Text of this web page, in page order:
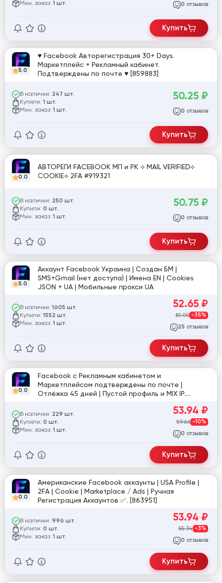
Мин. заказ: 1 шт. 0 отзывов
Купить
5.0
♥ Facebook Авторегистрация 30+ Days.
Маркетплейс + Рекламный кабинет.
Подтверждены по почте ♥ [859883]
В наличии: 247 шт.
Купили: 1 шт.
Мин. заказ: 1 шт.
50.25 ₽
0 отзывов
Купить
0.0
АВТОРЕГИ FACEBOOK МП и РК ⟡ MAIL VERIFIED⟡
COOKIE⟡ 2FA #919321
В наличии: 250 шт.
Купили: 0 шт.
Мин. заказ: 1 шт.
50.75 ₽
0 отзывов
Купить
5.0
Аккаунт Facebook Украина | Создан БМ |
SMS+Gmail (нет доступа) | Имена EN | Cookies
JSON + UA | Мобильные прокси UA
В наличии: 1605 шт.
Купили: 1552 шт.
Мин. заказ: 1 шт.
52.65 ₽
81.00 -35%
25 отзывов
Купить
0.0
Facebook с Рекламным кабинетом и
Маркетплейсом подтверждены по почте |
Отлёжка 45 дней | Пустой профиль и MIX IP.
В наличии: 229 шт.
Купили: 0 шт.
Мин. заказ: 1 шт.
53.94 ₽
59.66 -10%
0 отзывов
Купить
0.0
Американские Facebook аккаунты | USA Profile |
2FA | Cookie | Marketplace / Ads | Ручная
Регистрация Аккаунтов ✅. [863951]
В наличии: 996 шт.
Купили: 0 шт.
Мин. заказ: 1 шт.
53.94 ₽
55.34 -3%
0 отзывов
Купить